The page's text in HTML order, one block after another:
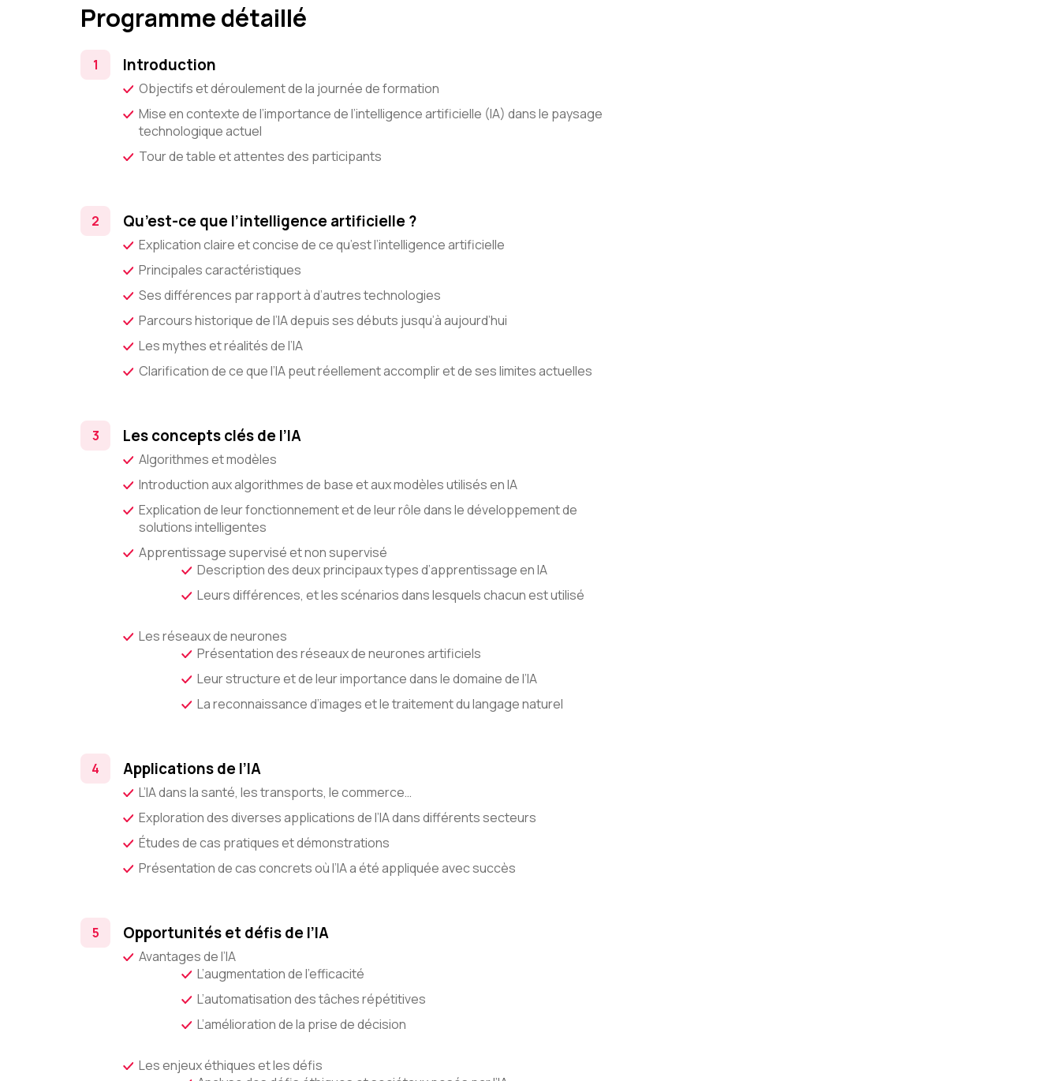
Programme détaillé
Introduction
Objectifs et déroulement de la journée de formation
Mise en contexte de l’importance de l’intelligence artificielle (IA) dans le paysage
technologique actuel
Tour de table et attentes des participants
Qu’est-ce que l’intelligence artificielle ?
Explication claire et concise de ce qu’est l’intelligence artificielle
Principales caractéristiques
Ses différences par rapport à d’autres technologies
Parcours historique de l’IA depuis ses débuts jusqu’à aujourd’hui
Les mythes et réalités de l’IA
Clarification de ce que l’IA peut réellement accomplir et de ses limites actuelles
Les concepts clés de l’IA
Algorithmes et modèles
Introduction aux algorithmes de base et aux modèles utilisés en IA
Explication de leur fonctionnement et de leur rôle dans le développement de
solutions intelligentes
Apprentissage supervisé et non supervisé
Description des deux principaux types d’apprentissage en IA
Leurs différences, et les scénarios dans lesquels chacun est utilisé
Les réseaux de neurones
Présentation des réseaux de neurones artificiels
Leur structure et de leur importance dans le domaine de l’IA
La reconnaissance d’images et le traitement du langage naturel
Applications de l’IA
L’IA dans la santé, les transports, le commerce…
Exploration des diverses applications de l’IA dans différents secteurs
Études de cas pratiques et démonstrations
Présentation de cas concrets où l’IA a été appliquée avec succès
Opportunités et défis de l’IA
Avantages de l’IA
L’augmentation de l’efficacité
L’automatisation des tâches répétitives
L’amélioration de la prise de décision
Les enjeux éthiques et les défis